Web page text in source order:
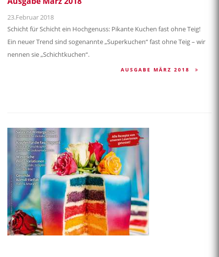
23.Februar 2018
Schicht für Schicht ein Hochgenuss: Pikante Kuchen fast ohne Teig!
Ein neuer Trend sind sogenannte „Superkuchen“ fast ohne Teig – wir
nennen sie „Schichtkuchen“.
AUSGABE MÄRZ 2018